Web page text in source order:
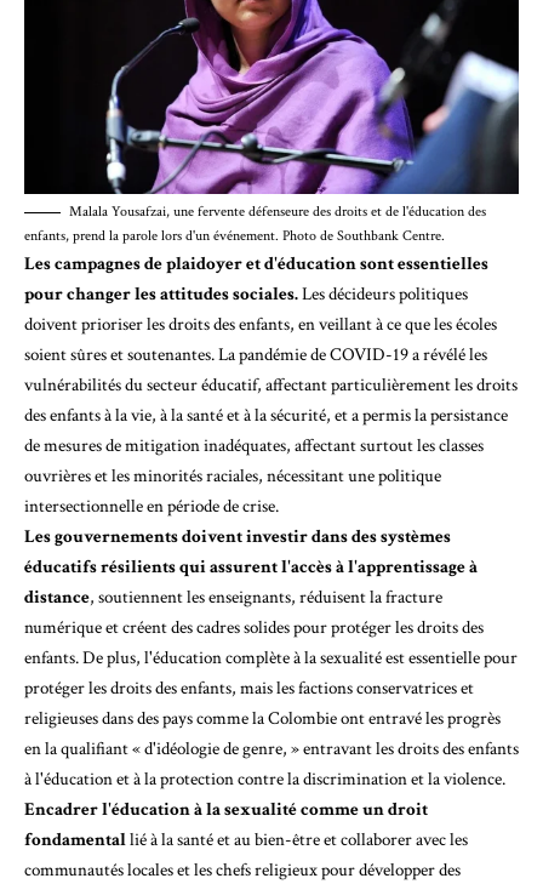
Malala Yousafzai, une fervente défenseure des droits et de l'éducation des
enfants, prend la parole lors d'un événement. Photo de Southbank Centre.
Les campagnes de plaidoyer et d'éducation sont essentielles
pour changer les attitudes sociales.Les décideurs politiques
doivent prioriser les droits des enfants, en veillant à ce que les écoles
soient sûres et soutenantes. La pandémie de COVID-19 a révélé les
vulnérabilités du secteur éducatif, affectant particulièrement les droits
des enfants à la vie, à la santé et à la sécurité, et a permis la persistance
de mesures de mitigation inadéquates, affectant surtout les classes
ouvrières et les minorités raciales, nécessitantune politique
intersectionnelle en période de crise.
Les gouvernements doivent investir dans des systèmes
éducatifs résilients qui assurent l'accès à l'apprentissage à
distance, soutiennent les enseignants, réduisent la fracture
numérique et créent des cadres solides pour protéger les droits des
enfants. De plus, l'éducation complète à la sexualité est essentielle pour
protéger les droits des enfants, mais les factions conservatrices et
religieuses dans des pays comme la Colombie ont entravé les progrès
en la qualifiant « d'idéologie de genre, » entravant les droits des enfants
à l'éducation et à la protection contre la discrimination et la violence.
Encadrer l'éducation à la sexualité comme un droit
fondamentallié à la santé et au bien-être et collaborer avec les
communautés locales et les chefs religieux pour développer des